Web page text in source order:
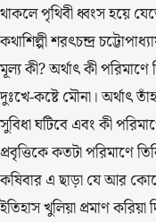
থাকলে পৃথিবী ধ্বংস হয়ে
কথাশিল্পী শরৎচন্দ্র
মূল্য কী? অর্থাৎ কী পরিমাণে
দুঃখে-কষ্টে মৌনা। অর্থাৎ
সুবিধা ঘটিবে এবং কী
প্রবৃত্তিকে কতটা পরিমাণে
কষিবার এ ছাড়া যে আর
ইতিহাস খুলিয়া প্রমাণ করিয়া